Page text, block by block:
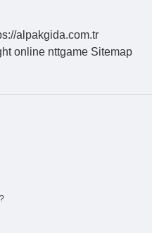
alpakgida.com.tr
online nttgame Sitemap